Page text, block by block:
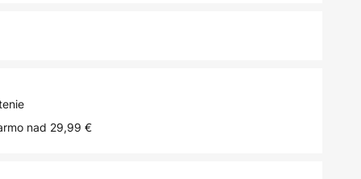
nad 29,99 €